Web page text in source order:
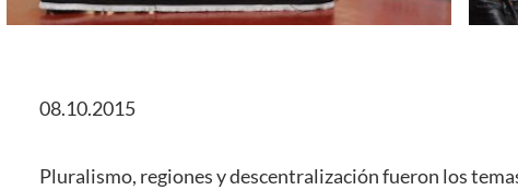
08.10.2015
Pluralismo, regiones y descentralización fueron los